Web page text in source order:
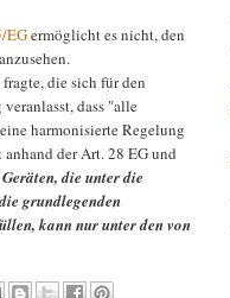
EGermöglicht es nicht, den
die sich für den
dass "alle
harmonisierte Regelung
der Art. 28 EG und
die unter die
grundlegenden
kann nur unter den von